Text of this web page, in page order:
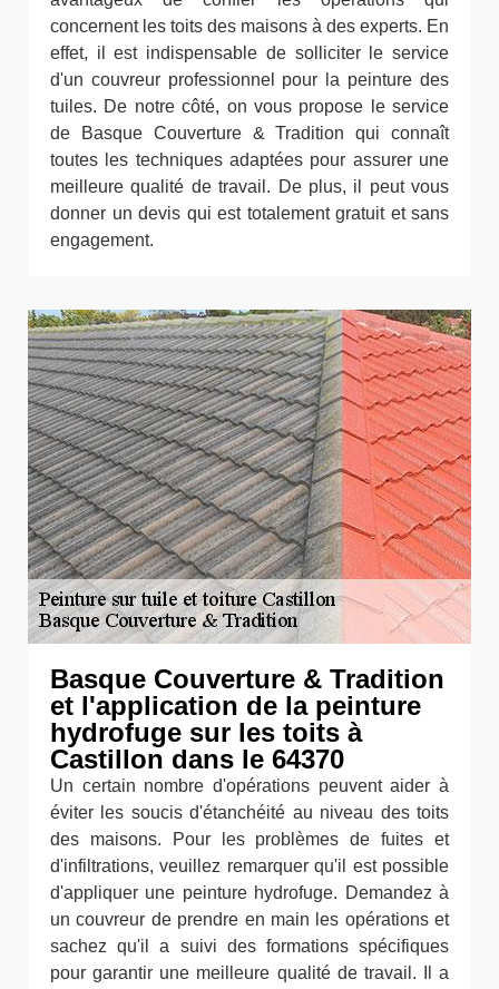
concernent les toits des maisons à des experts. En
effet, il est indispensable de solliciter le service
d'un couvreur professionnel pour la peinture des
tuiles. De notre côté, on vous propose le service
de Basque Couverture & Tradition qui connaît
toutes les techniques adaptées pour assurer une
meilleure qualité de travail. De plus, il peut vous
donner un devis qui est totalement gratuit et sans
engagement.
Basque Couverture & Tradition
et l'application de la peinture
hydrofuge sur les toits à
Castillon dans le 64370
Un certain nombre d'opérations peuvent aider à
éviter les soucis d'étanchéité au niveau des toits
des maisons. Pour les problèmes de fuites et
d'infiltrations, veuillez remarquer qu'il est possible
d'appliquer une peinture hydrofuge. Demandez à
un couvreur de prendre en main les opérations et
sachez qu'il a suivi des formations spécifiques
pour garantir une meilleure qualité de travail. Il a